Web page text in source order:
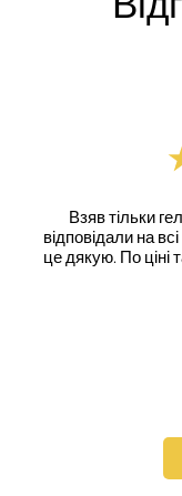
Взяв тільки
відповідали на
це дякую. По ціні